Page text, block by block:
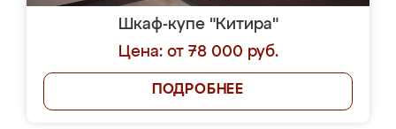
Шкаф-купе "Китира"
Цена: от 78 000 руб.
ПОДРОБНЕЕ